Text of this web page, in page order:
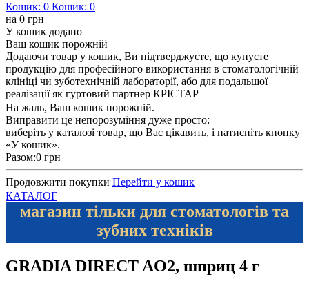
Кошик: 0 Кошик: 0
на 0 грн
У кошик додано
Ваш кошик порожній
Додаючи товар у кошик, Ви підтверджуєте, що купуєте
продукцію для професійного використання в стоматологічній
клініці чи зуботехнічній лабораторії, або для подальшої
реалізації як гуртовий партнер КРІСТАР
На жаль, Ваш кошик порожній.
Виправити це непорозуміння дуже просто:
виберіть у каталозі товар, що Вас цікавить, і натисніть кнопку
«У кошик».
Разом:0 грн
Продовжити покупки Перейти у кошик
КАТАЛОГ
магазин тільки для стоматологів та
зубних техніків
GRADIA DIRECT AО2, шприц 4 г